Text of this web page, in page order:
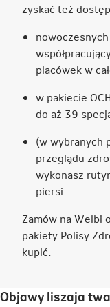
zyskać też
placówek w
w pakiecie
do aż 39
(w wybranych
przeglądu
wykonasz
piersi
Zamów na Welbi
pakiety Polisy
kupić.
Objawy liszaja